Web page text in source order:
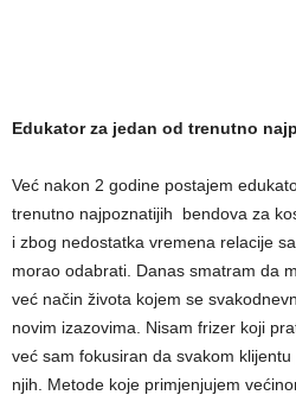
Edukator za jedan od trenutno
Već nakon 2 godine postajem
trenutno najpoznatijih bendova za
i zbog nedostatka vremena relacije
morao odabrati. Danas smatram da
već način života kojem se
novim izazovima. Nisam frizer koji
već sam fokusiran da svakom
njih. Metode koje primjenjujem